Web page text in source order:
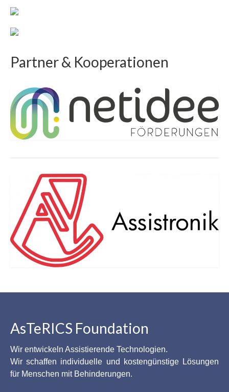
Partner & Kooperationen
AsTeRICS Foundation
Wir entwickeln Assistierende Technologien.
Wir schaffen individuelle und kostengünstige Lösungen
für Menschen mit Behinderungen.